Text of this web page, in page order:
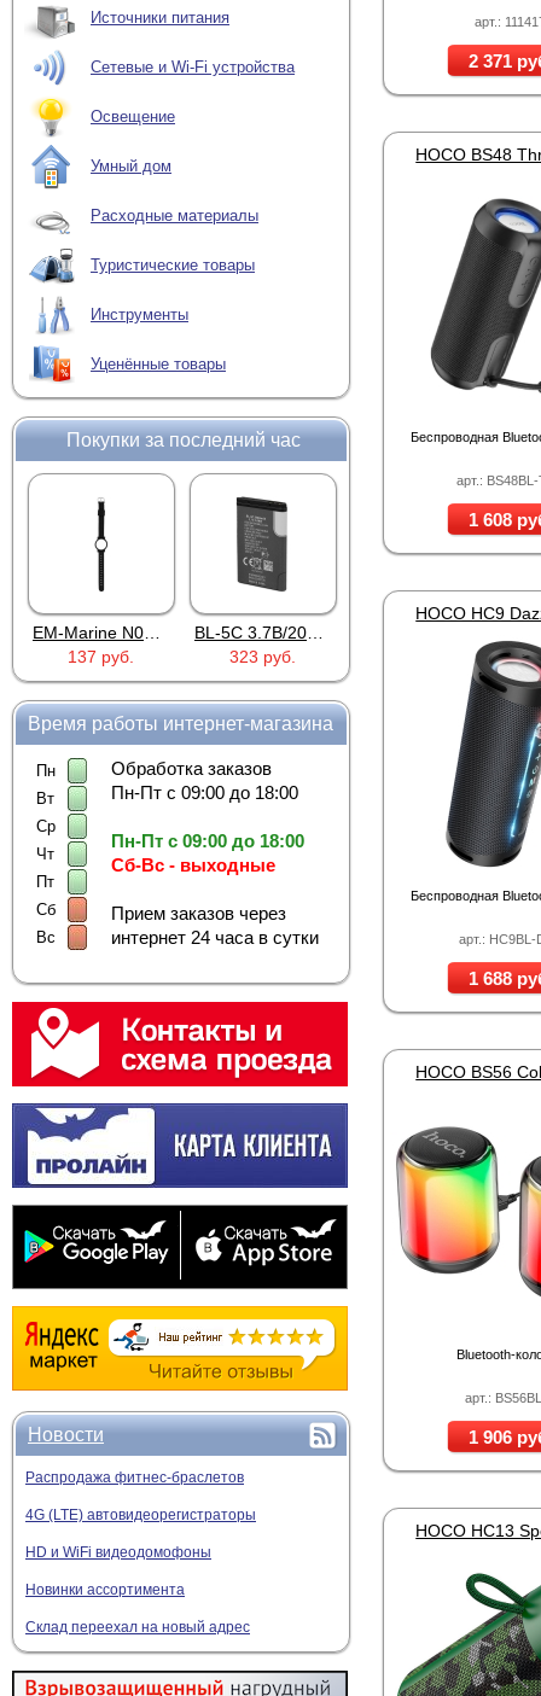
Источники питания
Сетевые и Wi-Fi устройства
Освещение
Умный дом
Расходные материалы
Туристические товары
Инструменты
Уценённые товары
Покупки за последний час
137 руб.
323 руб.
Время работы интернет-магазина
Пн
Вт
Ср
Чт
Пт
Сб
Вс
Обработка заказов
Пн-Пт с 09:00 до 18:00
Пн-Пт с 09:00 до 18:00
Сб-Вс - выходные
Прием заказов через
интернет 24 часа в сутки
Новости
Распродажа фитнес-браслетов
4G (LTE) автовидеорегистраторы
HD и WiFi видеодомофоны
Новинки ассортимента
Склад переехал на новый адрес
арт.:
2 371
арт.:
Беспроводная
1 608
арт.: HC9BL-
Беспроводная
1 688
арт.:
Bluetooth-
1 906